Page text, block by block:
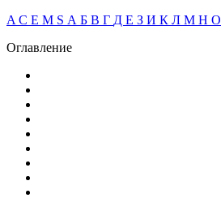
A C E M S А Б В Г Д Е З И К Л М Н О
Оглавление